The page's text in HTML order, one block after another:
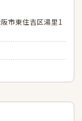
市東住吉区湯里1